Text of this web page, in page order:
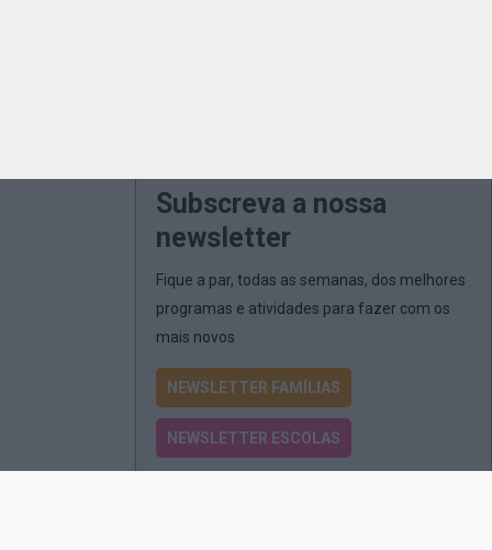
Subscreva a nossa
newsletter
Fique a par, todas as semanas, dos melhores
programas e atividades para fazer com os
mais novos
NEWSLETTER FAMÍLIAS
NEWSLETTER ESCOLAS